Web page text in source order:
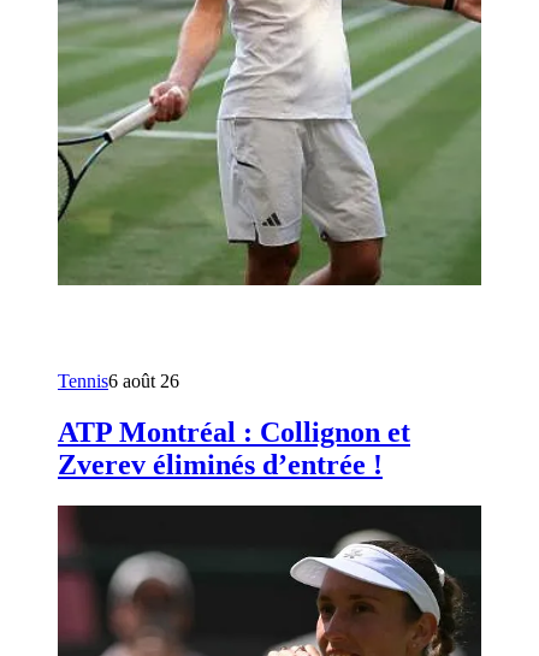
Tennis6 août 26
ATP Montréal : Collignon et
Zverev éliminés d’entrée !